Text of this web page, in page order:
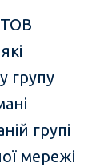
ТОВ
групу
групі
мережі